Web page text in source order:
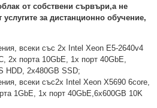
от собствени сървъри,а не
за дистанционно обучение,
всеки със 2x Intel Xeon E5-2640v4
2x порта 10GbE, 1x порт 40GbE,
HDD, 2x480GB SSD;
всеки със2x Intel Xeon X5690 6core,
1GbE, 1x порт 40GbE,6x600GB 10K